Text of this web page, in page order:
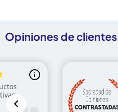
Opiniones de clientes